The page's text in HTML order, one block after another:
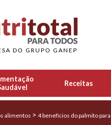
DO GRUPO GANEP
Receitas
alimentos > 4 benefícios do palmito